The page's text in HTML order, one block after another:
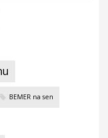
BEMER na sen